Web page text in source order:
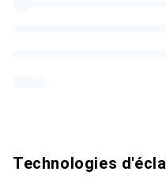
Technologies